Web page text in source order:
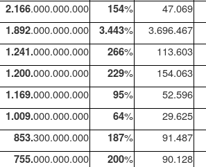
2.166.000.000.000 154% 47.069
1.892.000.000.000 3.443% 3.696.467
1.241.000.000.000 266% 113.603
1.200.000.000.000 229% 154.063
1.169.000.000.000 95% 52.596
1.009.000.000.000 64% 29.625
853.300.000.000 187% 91.487
755.000.000.000 200% 90.128